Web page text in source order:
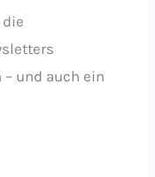
und auch ein